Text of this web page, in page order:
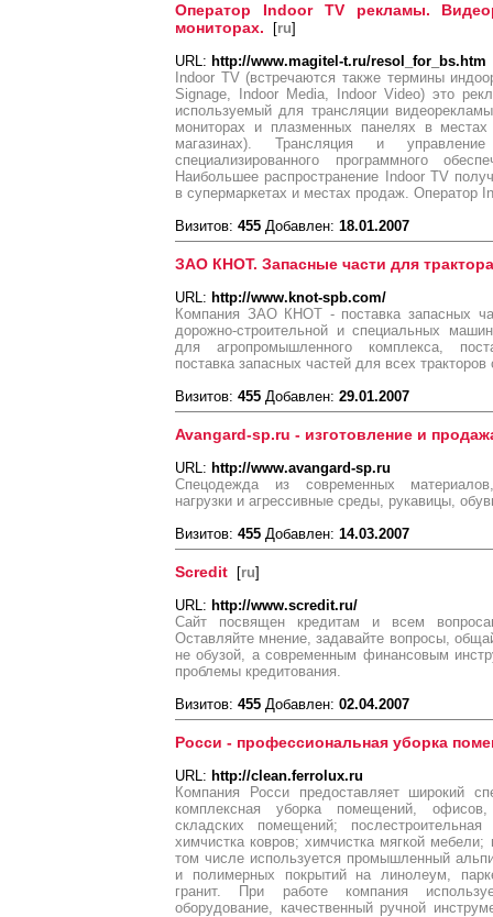
Оператор Indoor TV рекламы.
мониторах. [ru]
URL: http://www.magitel-t.ru/resol_for_bs.htm
Indoor TV (встречаются также термины
Signage, Indoor Media, Indoor Video) это
используемый для трансляции
мониторах и плазменных панелях в
магазинах). Трансляция и
специализированного программного
Наибольшее распространение Indoor TV
в супермаркетах и местах продаж. Оператор
Визитов: 455 Добавлен: 18.01.2007
ЗАО КНОТ. Запасные части для
URL: http://www.knot-spb.com/
Компания ЗАО КНОТ - поставка запасных
дорожно-строительной и специальных
для агропромышленного комплекса,
поставка запасных частей для всех
Визитов: 455 Добавлен: 29.01.2007
Avangard-sp.ru - изготовление и
URL: http://www.avangard-sp.ru
Спецодежда из современных
нагрузки и агрессивные среды, рукавицы,
Визитов: 455 Добавлен: 14.03.2007
Scredit [ru]
URL: http://www.scredit.ru/
Сайт посвящен кредитам и всем
Оставляйте мнение, задавайте вопросы,
не обузой, а современным финансовым
проблемы кредитования.
Визитов: 455 Добавлен: 02.04.2007
Росси - профессиональная уборка
URL: http://clean.ferrolux.ru
Компания Росси предоставляет широкий
комплексная уборка помещений,
складских помещений;
химчистка ковров; химчистка мягкой
том числе используется промышленный
и полимерных покрытий на линолеум,
гранит. При работе компания
оборудование, качественный ручной